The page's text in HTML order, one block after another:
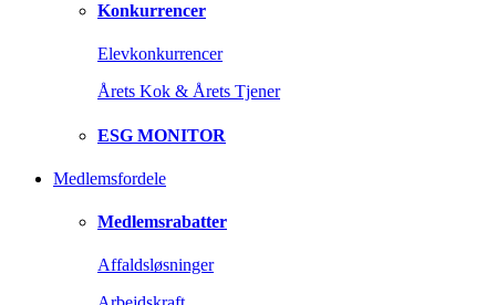
Konkurrencer
Elevkonkurrencer
Årets Kok & Årets Tjener
ESG MONITOR
Medlemsfordele
Medlemsrabatter
Affaldsløsninger